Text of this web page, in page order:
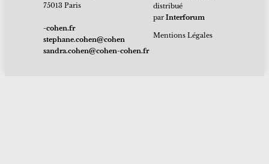
75013 Paris
rf.nehoc-
nehoc@nehoc.enahpets
rf.nehoc-nehoc@nehoc.ardnas
distribué
parInterforum
Mentions Légales